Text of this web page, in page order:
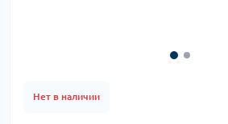
Нет в наличии